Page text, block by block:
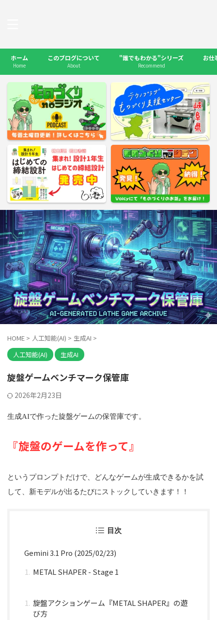
ホーム
Home
このブログについて
About
"誰でもわかる"シリーズ
Recommend
お仕
HOME > 人工知能(AI) > 生成AI >
人工知能(AI)
生成AI
旋盤ゲームベンチマーク保管庫
2026年2月23日
生成AIで作った旋盤ゲームの保管庫です。
『旋盤のゲームを作って』
というプロンプトだけで、どんなゲームが生成できるかを試
して、新モデルが出るたびにストックしていきます！！
目次
Gemini 3.1 Pro (2025/02/23)
METAL SHAPER - Stage 1
旋盤アクションゲーム『METAL SHAPER』の遊
び方